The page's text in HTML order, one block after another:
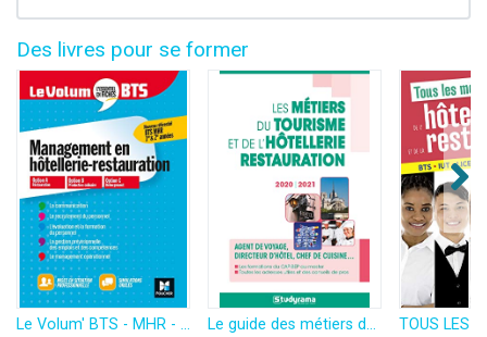
Des livres pour se former
Le Volum' BTS - MHR - Management de l'hôtellerie-restauration - Révision et entraînement
Le guide des métiers du tourisme et de l'hôtellerie restauration